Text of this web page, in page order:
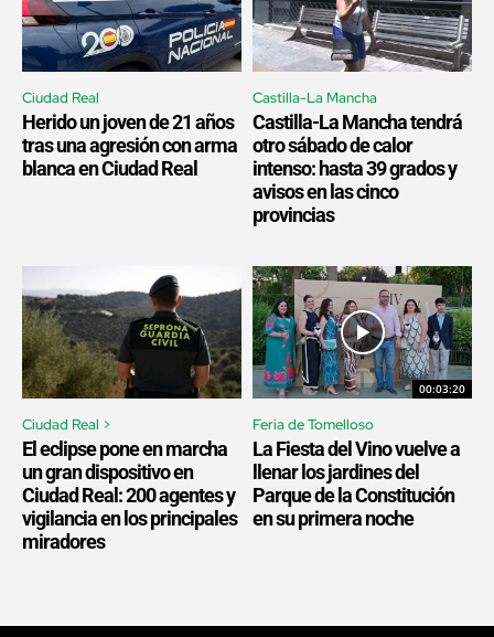
Ciudad Real
Herido un joven de 21 años
tras una agresión con arma
blanca en Ciudad Real
Castilla-La Mancha
Castilla-La Mancha tendrá
otro sábado de calor
intenso: hasta 39 grados y
avisos en las cinco
provincias
Ciudad Real >
El eclipse pone en marcha
un gran dispositivo en
Ciudad Real: 200 agentes y
vigilancia en los principales
miradores
00:03:20
Feria de Tomelloso
La Fiesta del Vino vuelve a
llenar los jardines del
Parque de la Constitución
en su primera noche